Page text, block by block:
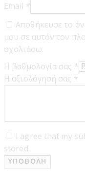
Email *
Αποθήκευσε το
μου σε αυτόν τον
σχολιάσω.
Η βαθμολογία σας *
Η αξιολόγησή σας *
I agree that my
stored.